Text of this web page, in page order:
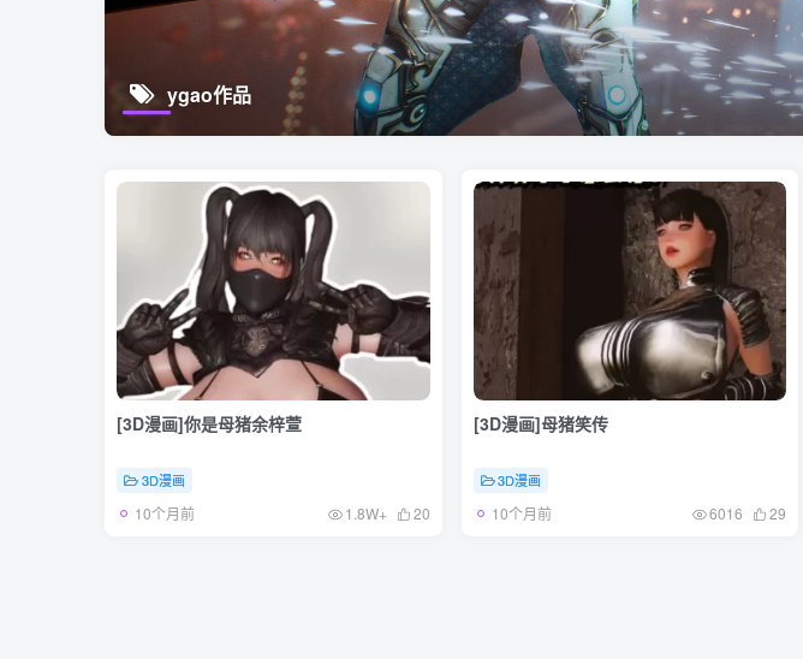
ygao作品
[3D漫画]你是母猪余梓萱
3D漫画
10个月前 1.8W+ 20
[3D漫画]母猪笑传
3D漫画
10个月前 6016 29